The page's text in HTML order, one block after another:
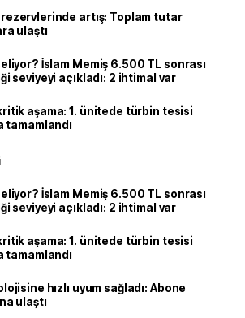
rezervlerinde artış: Toplam tutar
ulaştı
İslam Memiş 6.500 TL sonrası
seviyeyi açıkladı: 2 ihtimal var
aşama: 1. ünitede türbin tesisi
tamamlandı
İslam Memiş 6.500 TL sonrası
seviyeyi açıkladı: 2 ihtimal var
aşama: 1. ünitede türbin tesisi
tamamlandı
hızlı uyum sağladı: Abone
ulaştı